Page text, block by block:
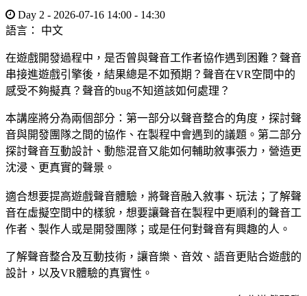
Day 2 - 2026-07-16 14:00 - 14:30
語言： 中文
在遊戲開發過程中，是否曾與聲音工作者協作遇到困難？聲音
串接進遊戲引擎後，結果總是不如預期？聲音在VR空間中的
感受不夠擬真？聲音的bug不知道該如何處理？
本講座將分為兩個部分：第一部分以聲音整合的角度，探討聲
音與開發團隊之間的協作、在製程中會遇到的議題。第二部分
探討聲音互動設計、動態混音又能如何輔助敘事張力，營造更
沈浸、更真實的聲景。
適合想要提高遊戲聲音體驗，將聲音融入敘事、玩法；了解聲
音在虛擬空間中的樣貌，想要讓聲音在製程中更順利的聲音工
作者、製作人或是開發團隊；或是任何對聲音有興趣的人。
了解聲音整合及互動技術，讓音樂、音效、語音更貼合遊戲的
設計，以及VR體驗的真實性。